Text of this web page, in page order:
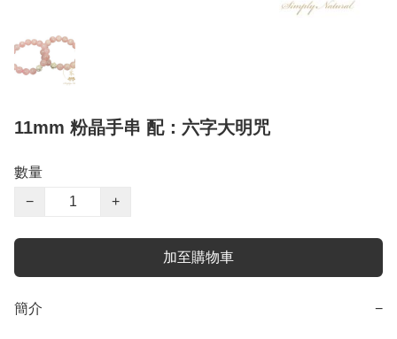
11mm 粉晶手串 配：六字大明咒
數量
−
+
加至購物車
簡介 −